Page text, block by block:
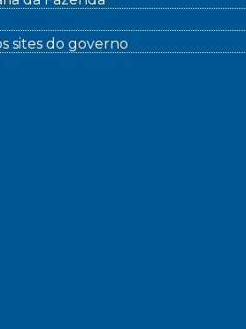
sites do governo